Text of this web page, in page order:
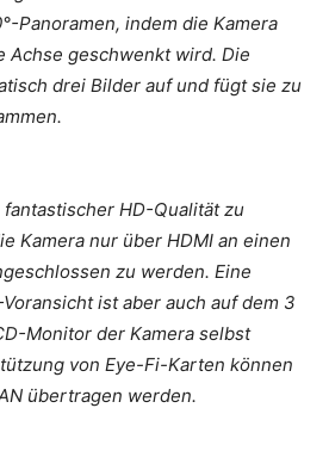
Panoramen, indem die Kamera
Achse geschwenkt wird. Die
drei Bilder auf und fügt sie zu
HD-Qualität zu
Kamera nur über HDMI an einen
zu werden. Eine
ist aber auch auf dem 3
Monitor der Kamera selbst
von Eye-Fi-Karten können
übertragen werden.